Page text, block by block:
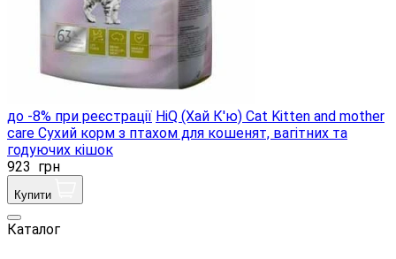
до -8% при реєстрації HiQ (Хай К'ю) Cat Kitten and mother
care Сухий корм з птахом для кошенят, вагітних та
годуючих кішок
923 грн
Купити
Каталог